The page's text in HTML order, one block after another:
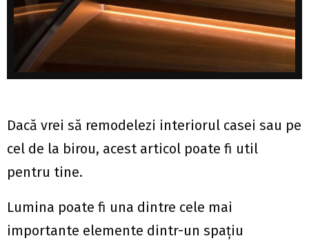
Dacă vrei să remodelezi interiorul casei sau pe
cel de la birou, acest articol poate fi util
pentru tine.
Lumina poate fi una dintre cele mai
importante elemente dintr-un spațiu